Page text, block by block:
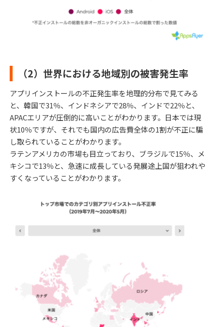
（2）世界における地域別の被害発生率
アプリインストールの不正発生率を地理的分布で見てみる
と、韓国で31％、インドネシアで28％、インドで22％と、
APACエリアが圧倒的に高いことがわかります。日本では現
状10％ですが、それでも国内の広告費全体の1割が不正に騙
し取られていることがわかります。
ラテンアメリカの市場も目立っており、ブラジルで15％、メ
キシコで13％と、急速に成長している発展途上国が狙われや
すくなっていることがわかります。